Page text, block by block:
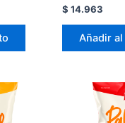
Valorado
en
0
$ 14.963
Añadir